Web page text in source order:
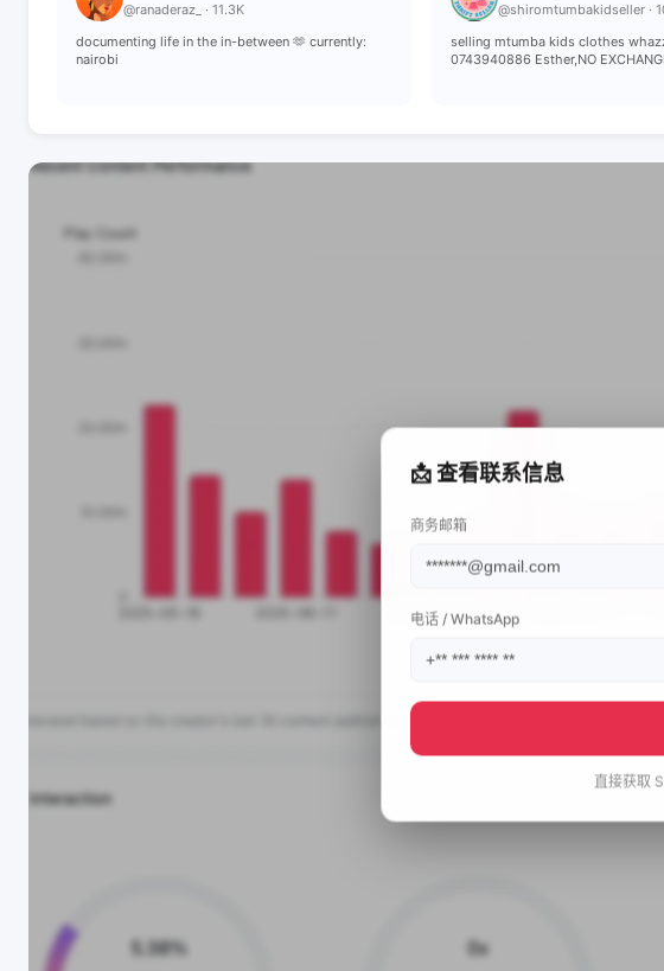
@ranaderaz_ · 11.3K
documenting life in the in-between 🫶 currently:
nairobi
@shiromtumbakidseller ·
selling mtumba kids clothes
0743940886 Esther,NO
📩 查看联系信息
商务邮箱
电话 / WhatsApp
直接获取